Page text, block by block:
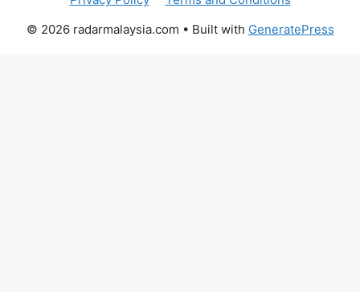
© 2026 radarmalaysia.com • Built with GeneratePress